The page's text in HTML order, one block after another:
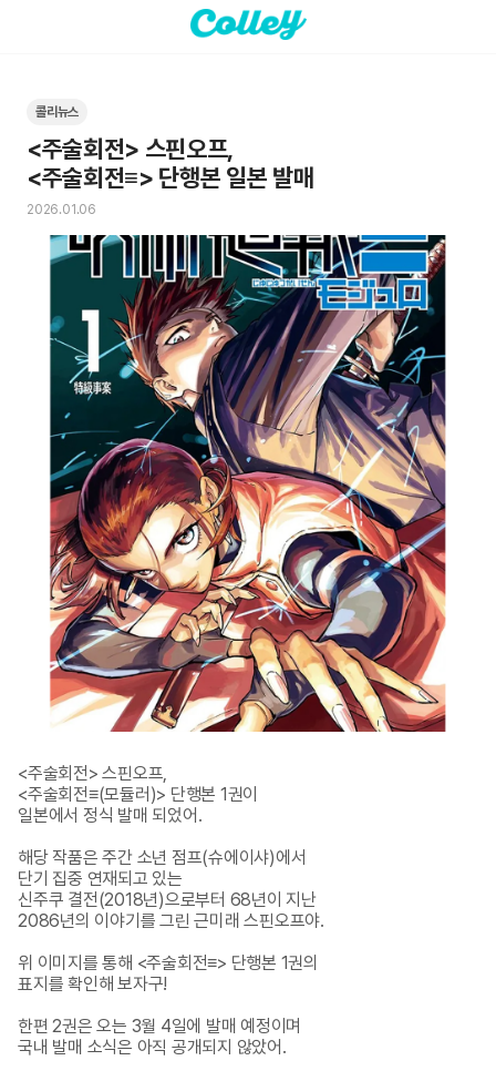
콜리뉴스
<주술회전> 스핀오프,
<주술회전≡> 단행본 일본 발매
2026.01.06
<주술회전> 스핀오프,
<주술회전≡(모듈러)> 단행본 1권이
일본에서 정식 발매 되었어.
해당 작품은 주간 소년 점프(슈에이샤)에서
단기 집중 연재되고 있는
신주쿠 결전(2018년)으로부터 68년이 지난
2086년의 이야기를 그린 근미래 스핀오프야.
위 이미지를 통해 <주술회전≡> 단행본 1권의
표지를 확인해 보자구!
한편 2권은 오는 3월 4일에 발매 예정이며
국내 발매 소식은 아직 공개되지 않았어.